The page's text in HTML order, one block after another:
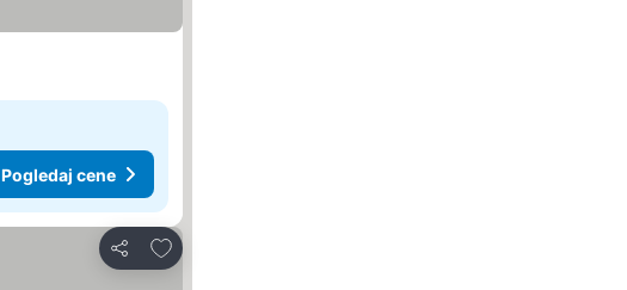
Pogledaj cene
Deli
Dodati u favorite